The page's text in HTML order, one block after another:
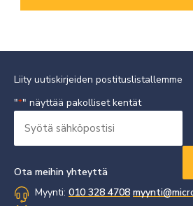
Liity uutiskirjeiden postituslistallemme
"*" näyttää pakolliset kentät
sähköpostisi
Ota meihin yhteyttä
Myynti: 010 328 4708